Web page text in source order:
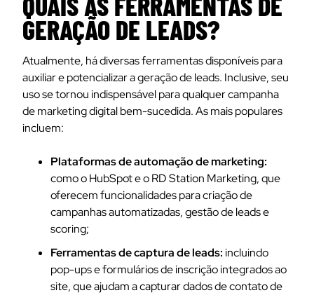
GERAÇÃO DE LEADS?
Atualmente, há diversas ferramentas disponíveis para
auxiliar e potencializar a geração de leads. Inclusive, seu
uso se tornou indispensável para qualquer campanha
de marketing digital bem-sucedida. As mais populares
incluem:
Plataformas de automação de marketing:
como o HubSpot e o RD Station Marketing, que
oferecem funcionalidades para criação de
campanhas automatizadas, gestão de leads e
scoring;
Ferramentas de captura de leads:incluindo
pop-ups e formulários de inscrição integrados ao
site, que ajudam a capturar dados de contato de